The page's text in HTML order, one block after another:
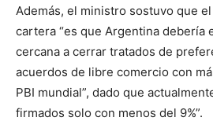
Además, el ministro sostuvo que el
cartera “es que Argentina debería
cercana a cerrar tratados de
acuerdos de libre comercio con
PBI mundial”, dado que
firmados solo con menos del 9%”.